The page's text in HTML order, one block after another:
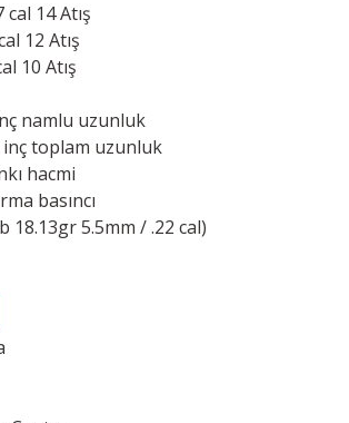
14 Atış
12 Atış
10 Atış
namlu uzunluk
inç toplam uzunluk
hacmi
basıncı
18.13gr 5.5mm / .22 cal)